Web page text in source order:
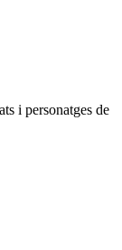
i personatges de